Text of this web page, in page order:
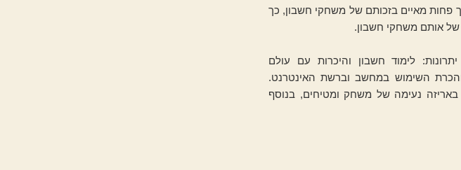
פחות מאיים בזכותם של משחקי חשבון, כך
של אותם משחקי חשבון.
לימוד חשבון והיכרות עם עולם
השימוש במחשב וברשת האינטרנט.
נעימה של משחק ומטיחים, בנוסף